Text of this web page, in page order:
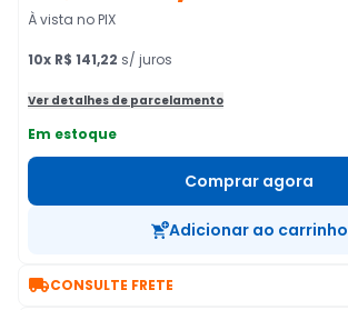
À vista no PIX
10x R$ 141,22 s/ juros
Ver detalhes de parcelamento
Em estoque
Comprar agora
Adicionar ao carrinho
CONSULTE FRETE